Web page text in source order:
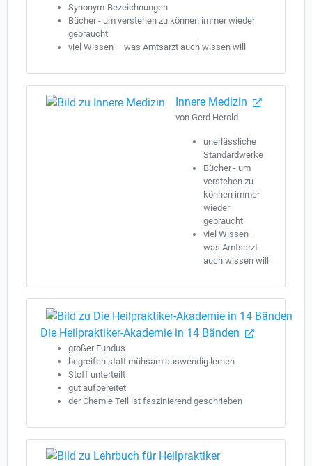
Synonym-Bezeichnungen
Bücher - um verstehen zu können immer wieder
gebraucht
viel Wissen – was Amtsarzt auch wissen will
Innere Medizin
von Gerd Herold
unerlässliche
Standardwerke
Bücher - um
verstehen zu
können immer
wieder
gebraucht
viel Wissen –
was Amtsarzt
auch wissen will
Die Heilpraktiker-Akademie in 14 Bänden
großer Fundus
begreifen statt mühsam auswendig lernen
Stoff unterteilt
gut aufbereitet
der Chemie Teil ist faszinierend geschrieben